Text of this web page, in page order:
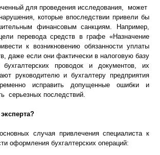
для проведения исследования, может
которые впоследствии привели бы
финансовым санкциям. Например,
перевода средств в графе «Назначение
к возникновению обязанности уплаты
даже если они фактически в налоговую базу
проводок и документов, их
руководителю и бухгалтеру предприятия
исправить допущенные ошибки и
серьезных последствий.
случая привлечения специалиста к
оформления бухгалтерских операций: